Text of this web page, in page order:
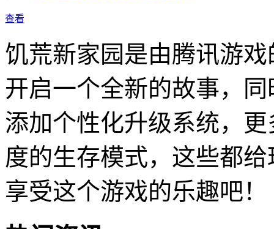
查看
饥荒新家园是由腾讯游
开启一个全新的故事，
添加个性化升级系统，
度的生存模式，这些都
享受这个游戏的乐趣吧！